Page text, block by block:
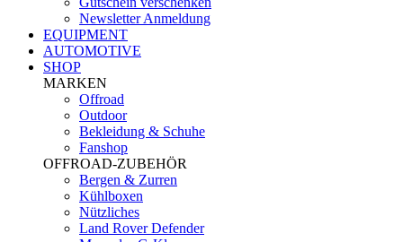
Newsletter Anmeldung
EQUIPMENT
AUTOMOTIVE
SHOP
MARKEN
Offroad
Outdoor
Bekleidung & Schuhe
Fanshop
OFFROAD-ZUBEHÖR
Bergen & Zurren
Kühlboxen
Nützliches
Land Rover Defender